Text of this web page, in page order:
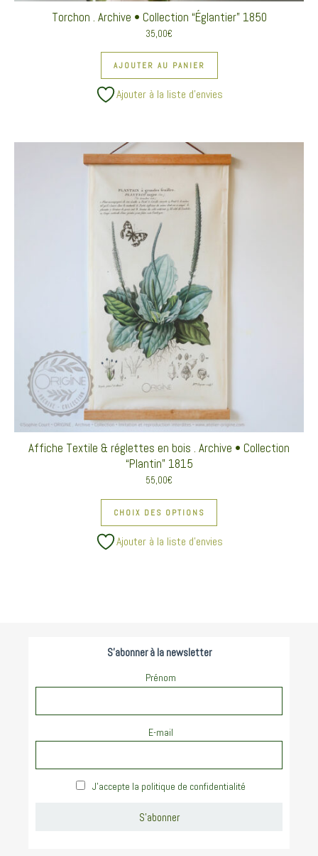
Torchon . Archive • Collection “Églantier” 1850
35,00€
AJOUTER AU PANIER
Ajouter à la liste d’envies
Affiche Textile & réglettes en bois . Archive • Collection
“Plantin” 1815
55,00€
CHOIX DES OPTIONS
Ajouter à la liste d’envies
S'abonner à la newsletter
Prénom
E-mail
J'accepte la politique de confidentialité